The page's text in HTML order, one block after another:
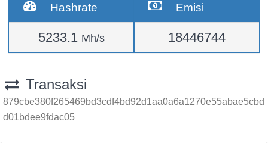
Hashrate
5233.1 Mh/s
Emisi
18446744
Transaksi
879cbe380f265469bd3cdf4bd92d1aa0a6a1270e55abae5cbd
d01bdee9fdac05